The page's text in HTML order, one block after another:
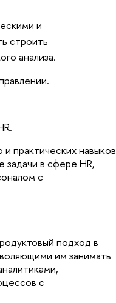
и
строить
анализа.
практических навыков
задачи в сфере HR,
с
подход в
им занимать
с